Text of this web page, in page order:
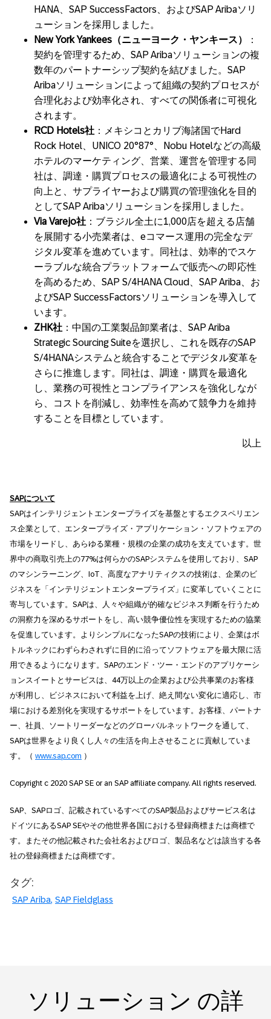
HANA、SAP SuccessFactors、およびSAP Aribaソリ
ューションを採用しました。
New York Yankees （ニューヨーク・ヤンキース）
：
契約を管理するため、SAP Aribaソリューションの複
数年のパートナーシップ契約を結びました。SAP
Aribaソリューションによって組織の契約プロセスが
合理化および効率化され、すべての関係者に可視化
されます。
RCD Hotels社 ：メキシコとカリブ海諸国でHard
Rock Hotel、UNICO 20°87°、Nobu Hotelなどの高級
ホテルのマーケティング、営業、運営を管理する同
社は、調達・購買プロセスの最適化による可視性の
向上と、サプライヤーおよび購買の管理強化を目的
としてSAP Aribaソリューションを採用しました。
Via Varejo社 ：ブラジル全土に1,000店を超える店舗
を展開する小売業者は、eコマース運用の完全なデ
ジタル変革を進めています。同社は、効率的でスケ
ーラブルな統合プラットフォームで販売への即応性
を高めるため、SAP S/4HANA Cloud、SAP Ariba、お
よびSAP SuccessFactorsソリューションを導入して
います。
ZHK社 ：中国の工業製品卸業者は、SAP Ariba
Strategic Sourcing Suiteを選択し、これを既存のSAP
S/4HANAシステムと統合することでデジタル変革を
さらに推進します。同社は、調達・購買を最適化
し、業務の可視性とコンプライアンスを強化しなが
ら、コストを削減し、効率性を高めて競争力を維持
することを目標としています。
以上
SAPについて
SAPはインテリジェントエンタープライズを基盤とするエクスペリエン
ス企業として、エンタープライズ・アプリケーション・ソフトウェアの
市場をリードし、あらゆる業種・規模の企業の成功を支えています。世
界中の商取引売上の77%は何らかのSAPシステムを使用しており、SAP
のマシンラーニング、IoT、高度なアナリティクスの技術は、企業のビ
ジネスを「インテリジェントエンタープライズ」に変革していくことに
寄与しています。SAPは、人々や組織が的確なビジネス判断を行うため
の洞察力を深めるサポートをし、高い競争優位性を実現するための協業
を促進しています。よりシンプルになったSAPの技術により、企業はボ
トルネックにわずらわされずに目的に沿ってソフトウェアを最大限に活
用できるようになります。SAPのエンド・ツー・エンドのアプリケーシ
ョンスイートとサービスは、44万以上の企業および公共事業のお客様
が利用し、ビジネスにおいて利益を上げ、絶え間ない変化に適応し、市
場における差別化を実現するサポートをしています。お客様、パートナ
ー、社員、ソートリーダーなどのグローバルネットワークを通して、
SAPは世界をより良くし人々の生活を向上させることに貢献していま
す。（ www.sap.com ）
Copyright c 2020 SAP SE or an SAP affiliate company. All rights reserved.
SAP、SAPロゴ、記載されているすべてのSAP製品およびサービス名は
ドイツにあるSAP SEやその他世界各国における登録商標または商標で
す。またその他記載された会社名およびロゴ、製品名などは該当する各
社の登録商標または商標です。
タグ:
SAP Ariba SAP Fieldglass
ソリューション の詳